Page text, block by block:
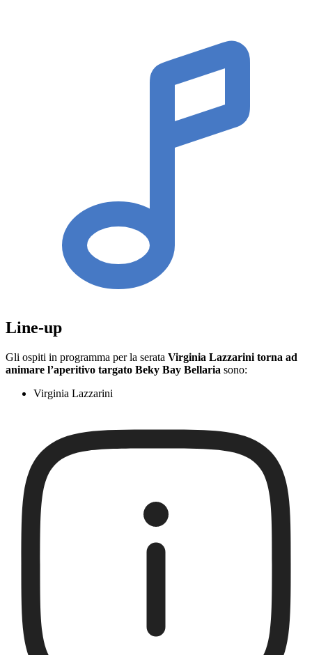
Line-up
Gli ospiti in programma per la serata Virginia Lazzarini torna ad
animare l’aperitivo targato Beky Bay Bellaria sono:
Virginia Lazzarini